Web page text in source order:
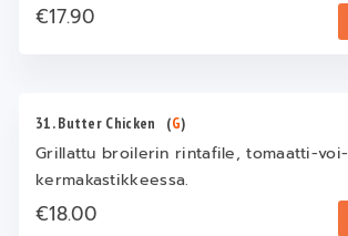
€17.90
31. Butter Chicken (G)
Grillattu broilerin rintafile, tomaatti-voi-
kermakastikkeessa.
€18.00